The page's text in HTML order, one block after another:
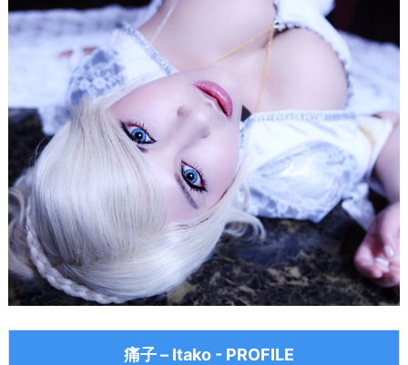
痛子 – Itako - PROFILE